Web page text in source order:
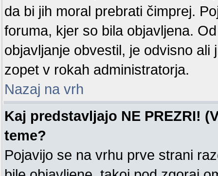
da bi jih moral prebrati čimprej.
foruma, kjer so bila objavljena.
objavljanje obvestil, je odvisno ali
zopet v rokah administratorja.
Nazaj na vrh
Kaj predstavljajo NE PREZRI!
teme?
Pojavijo se na vrhu prve strani